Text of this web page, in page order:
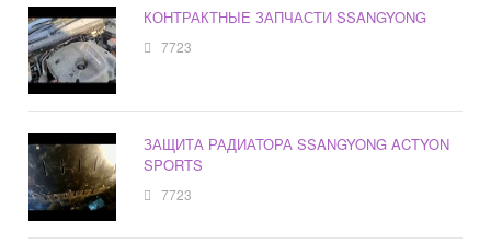
КОНТРАКТНЫЕ ЗАПЧАСТИ SSANGYONG
7723
ЗАЩИТА РАДИАТОРА SSANGYONG ACTYON
SPORTS
7723